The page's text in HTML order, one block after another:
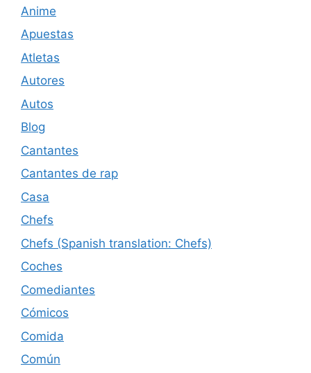
Anime
Apuestas
Atletas
Autores
Autos
Blog
Cantantes
Cantantes de rap
Casa
Chefs
Chefs (Spanish translation: Chefs)
Coches
Comediantes
Cómicos
Comida
Común